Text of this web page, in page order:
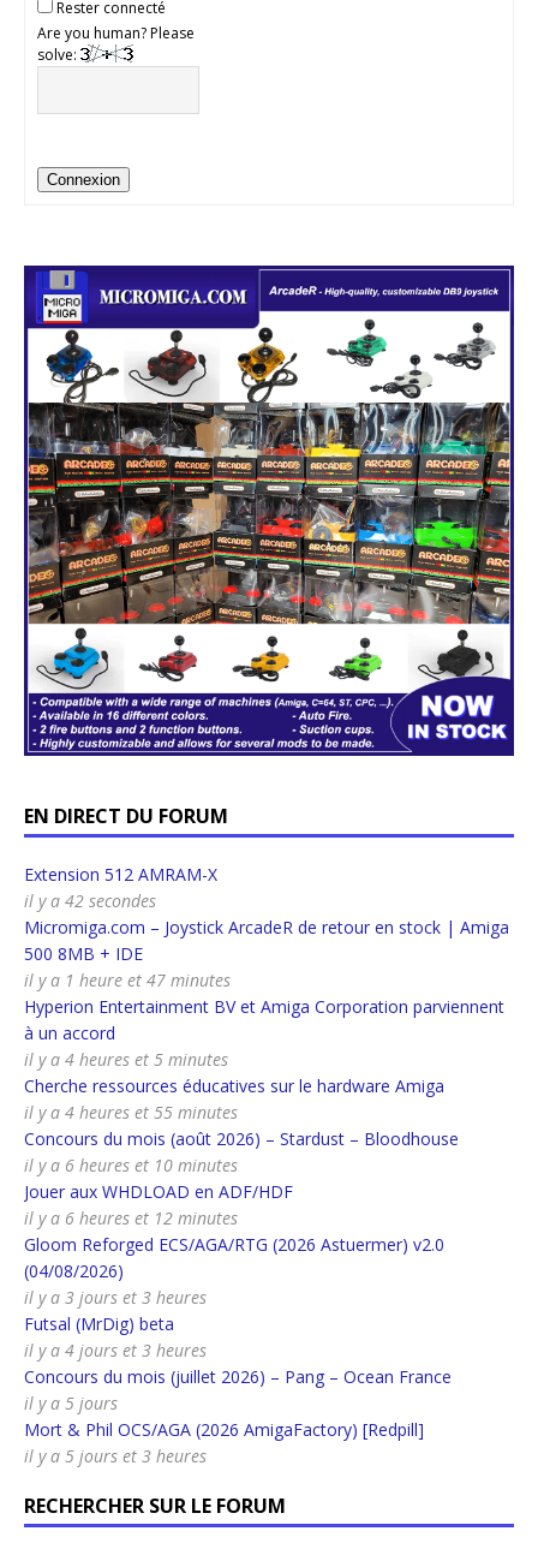
Rester connecté
Are you human? Please
solve:
Connexion
EN DIRECT DU FORUM
Extension 512 AMRAM-X
il y a 42 secondes
Micromiga.com – Joystick ArcadeR de retour en stock | Amiga
500 8MB + IDE
il y a 1 heure et 47 minutes
Hyperion Entertainment BV et Amiga Corporation parviennent
à un accord
il y a 4 heures et 5 minutes
Cherche ressources éducatives sur le hardware Amiga
il y a 4 heures et 55 minutes
Concours du mois (août 2026) – Stardust – Bloodhouse
il y a 6 heures et 10 minutes
Jouer aux WHDLOAD en ADF/HDF
il y a 6 heures et 12 minutes
Gloom Reforged ECS/AGA/RTG (2026 Astuermer) v2.0
(04/08/2026)
il y a 3 jours et 3 heures
Futsal (MrDig) beta
il y a 4 jours et 3 heures
Concours du mois (juillet 2026) – Pang – Ocean France
il y a 5 jours
Mort & Phil OCS/AGA (2026 AmigaFactory) [Redpill]
il y a 5 jours et 3 heures
RECHERCHER SUR LE FORUM